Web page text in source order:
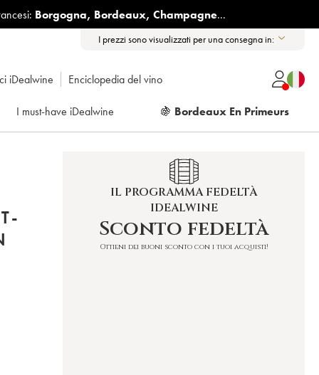
Borgogna, Bordeaux, Champagne...
I prezzi sono visualizzati per una consegna in:
iDealwine Enciclopedia del vino
I must-have iDealwine 🍇 Bordeaux En Primeurs
IL PROGRAMMA FEDELTÀ
IDEALWINE
Sconto fedeltà
Ottieni dei buoni sconto con i tuoi acquisti!